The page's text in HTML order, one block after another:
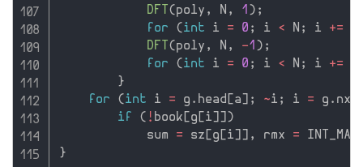
DFT (poly , N , 1 ) ;
for
(int i = 0 ; i < N ; i +=
DFT (poly , N , -1 ) ;
for
(int i = 0 ; i < N ; i +=
}
for
(int i = g . head [a] ; ~i ; i = g . nxt
if
( ! book [g [i] ] )
            sum
= sz [g [i] ] , rmx = INT_MAX
}